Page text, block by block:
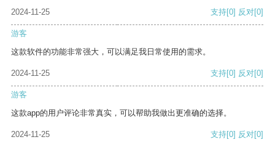
2024-11-25
支持[0] 反对[0]
游客
这款软件的功能非常强大，可以满足我日常使用的需求。
2024-11-25 支持[0] 反对[0]
游客
这款app的用户评论非常真实，可以帮助我做出更准确的选择。
2024-11-25 支持[0] 反对[0]